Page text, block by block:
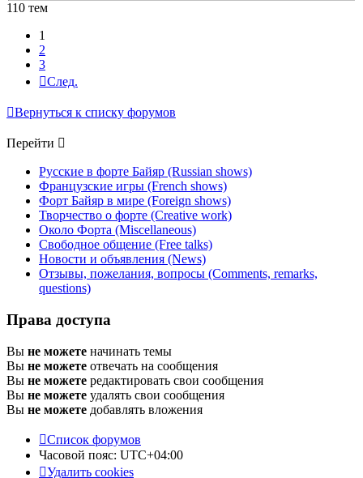
110 тем
1
2
3
След.
Вернуться к списку форумов
Перейти
Русские в форте Байяр (Russian shows)
Французские игры (French shows)
Форт Байяр в мире (Foreign shows)
Творчество о форте (Creative work)
Около Форта (Miscellaneous)
Свободное общение (Free talks)
Новости и объявления (News)
Отзывы, пожелания, вопросы (Comments, remarks,
questions)
Права доступа
Вы не можете начинать темы
Вы не можете отвечать на сообщения
Вы не можете редактировать свои сообщения
Вы не можете удалять свои сообщения
Вы не можете добавлять вложения
Список форумов
Часовой пояс: UTC+04:00
Удалить cookies